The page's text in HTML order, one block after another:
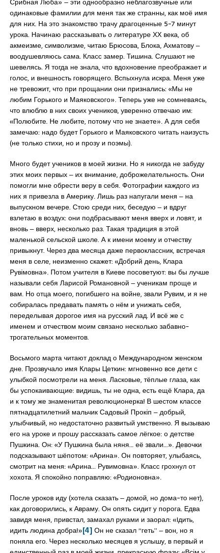
одинаковые фамилии для меня так же странны, как моё имя
для них. На это знакомство трачу драгоценные 5-7 минут
урока. Начинаю рассказывать о литературе ХХ века, об
акмеизме, символизме, читаю Брюсова, Блока, Ахматову ‒
воодушевляюсь сама. Класс замер. Тишина. Слушают не
шевелясь. Я тогда не знала, что вдохновение преображает и
голос, и внешность говорящего. Вспыхнула искра. Меня уже
не тревожит, что при прощании они признались: «Мы не
любим Горького и Маяковского». Теперь уже не сомневаясь,
что влюблю в них своих учеников, уверенно отвечаю им:
«Полюбите. Не любите, потому что не знаете». А для себя
замечаю: надо будет Горького и Маяковского читать наизусть
(не только стихи, но и прозу и поэмы).
Много будет учеников в моей жизни. Но я никогда не забуду
этих моих первых ‒ их внимание, доброжелательность. Они
помогли мне обрести веру в себя. Фотографии каждого из
них я привезла в Америку. Лишь раз напугали меня ‒ на
выпускном вечере. Стою среди них, беседую ‒ и вдруг
взлетаю в воздух: они подбрасывают меня вверх и ловят, и
вновь ‒ вверх, несколько раз. Такая традиция в этой
маленькой сельской школе. А к имени моему и отчеству
привыкнут. Через два месяца даже первоклассник, встречая
меня в селе, неизменно скажет: «Добрий день, Клара
Рувімовна». Потом учителя в Киеве посоветуют: вы бы лучше
называли себя Ларисой Романовной ‒ ученикам проще и
вам. Но отца моего, погибшего на войне, звали Рувим, и я не
собиралась предавать память о нём и унижать себя,
переделывая дорогое имя на русский лад. И всё же с
именем и отчеством моим связано несколько забавно-
трогательных моментов.
Восьмого марта читают доклад о Международном женском
дне. Прозвучало имя Клары Цеткин: мгновенно все дети с
улыбкой посмотрели на меня. Ласковые, тёплые глаза, как
бы успокаивающие: видишь, ты не одна, есть ещё Клара, да
и к тому же знаменитая революционерка! В шестом классе
пятнадцатилетний мальчик Садовый Прокіп ‒ добрый,
улыбчивый, но недостаточно развитый умственно. Я вызываю
его на уроке и прошу рассказать самое лёгкое: о детстве
Пушкина. Он: «У Пушкина была няня… её звали…». Девочки
подсказывают шёпотом: «Арина». Он повторяет, улыбаясь,
смотрит на меня: «Арина… Рувимовна». Класс грохнул от
хохота. Я спокойно поправляю: «Родионовна».
После уроков иду (хотела сказать ‒ домой, но дома-то нет),
как договорились, к Авраму. Он опять сидит у порога. Едва
завидя меня, привстал, замахал руками и заорал: «Iдить,
идить людина добра!»[4]Он не сказал “геть” ‒ вон, но я
поняла его. Через несколько месяцев я услышу, в первый и